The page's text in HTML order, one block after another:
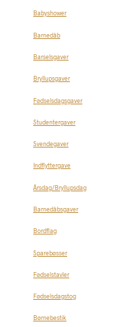
Babyshower
Barnedåb
Barselsgaver
Bryllupsgaver
Fødselsdagsgaver
Studentergaver
Svendegaver
Indflyttergave
Årsdag/Bryllupsdag
Barnedåbsgaver
Bordflag
Sparebøsser
Fødselstavler
Fødselsdagstog
Børnebestik